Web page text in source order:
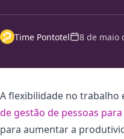
Time Pontotel 8 de maio
A flexibilidade no trabalho
de gestão de pessoas para
para aumentar a